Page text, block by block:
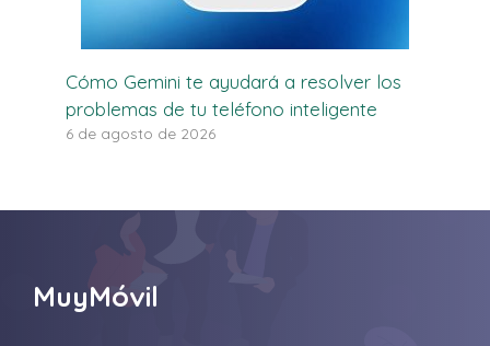
Cómo Gemini te ayudará a resolver los
problemas de tu teléfono inteligente
6 de agosto de 2026
MuyMóvil